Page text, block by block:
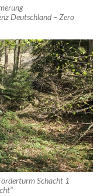
Deutschland – Zero
Schacht 1